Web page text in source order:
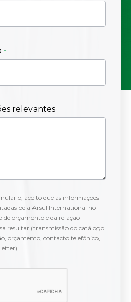
relevantes
aceito que as informações
pela Arsul International no
de orçamento e da relação
resultar (transmissão do catálogo
orçamento, contacto telefónico,